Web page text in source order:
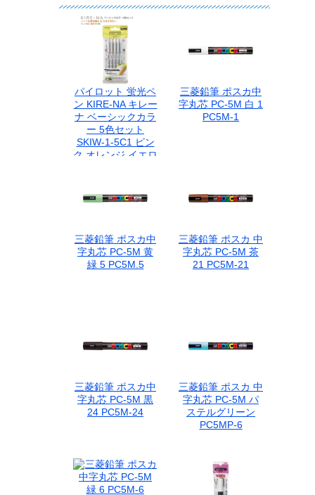
パイロット 蛍光ペ
ン KIRE-NA キレー
ナ ベーシックカラ
ー 5色セット
SKIW-1-5C1 ピン
ク オレンジ イエロ
水性顔料インキ 速
乾 まっすぐ線が引
マーカー 学習用
三菱鉛筆 ポスカ中
字丸芯 PC-5M 白 1
PC5M-1
三菱鉛筆 ポスカ中
字丸芯 PC-5M 黄
緑 5 PC5M.5
三菱鉛筆 ポスカ 中
字丸芯 PC-5M 茶
21 PC5M-21
三菱鉛筆 ポスカ中
字丸芯 PC-5M 黒
24 PC5M-24
三菱鉛筆 ポスカ 中
字丸芯 PC-5M パ
ステルグリーン
PC5MP-6